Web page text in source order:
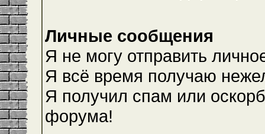
Личные сообщения
Я не могу отправить
Я всё время получаю
Я получил спам или
форума!